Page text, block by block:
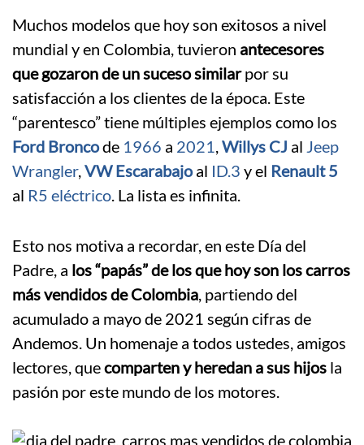
Muchos modelos que hoy son exitosos a nivel
mundial y en Colombia, tuvieron antecesores
que gozaron de un suceso similarpor su
satisfacción a los clientes de la época. Este
“parentesco” tiene múltiples ejemplos como los
Ford Broncode 1966 a 2021,Willys CJ al Jeep
Wrangler,VW Escarabajoal ID.3 y el Renault 5
al R5 eléctrico. La lista es infinita.
Esto nos motiva a recordar, en este Día del
Padre, a los “papás” de los que hoy son los carros
más vendidos de Colombia, partiendo del
acumulado a mayo de 2021 según cifras de
Andemos. Un homenaje a todos ustedes, amigos
lectores, quecomparten y heredan a sus hijos la
pasión por este mundo de los motores.